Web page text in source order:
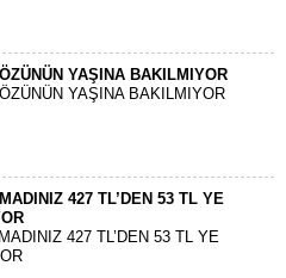
YAŞINA BAKILMIYOR
YAŞINA BAKILMIYOR
427 TL’DEN 53 TL YE
427 TL’DEN 53 TL YE